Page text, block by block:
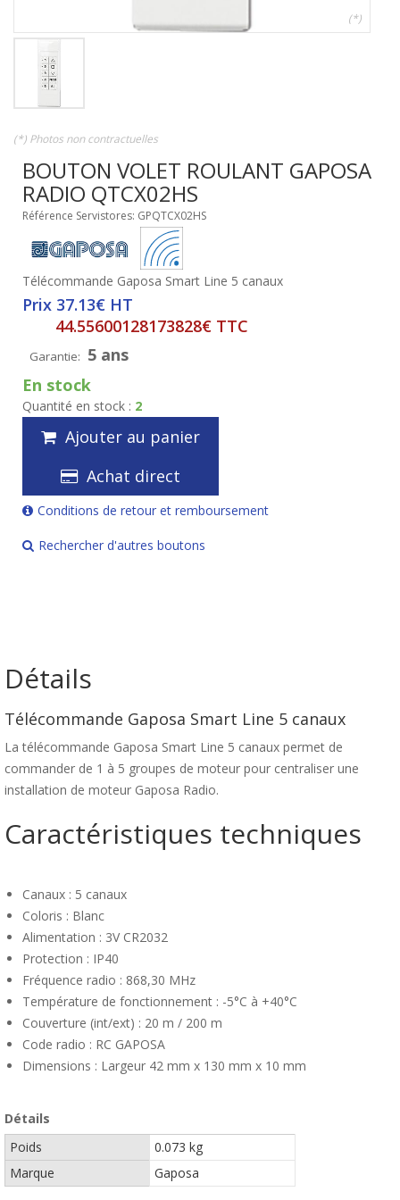
(*)
(*) Photos non contractuelles
BOUTON VOLET ROULANT GAPOSA
RADIO QTCX02HS
Référence Servistores: GPQTCX02HS
Télécommande Gaposa Smart Line 5 canaux
Prix 37.13€ HT
44.55600128173828€ TTC
Garantie: 5 ans
En stock
Quantité en stock : 2
Ajouter au panier
Achat direct
Conditions de retour et remboursement
Rechercher d'autres boutons
Détails
Télécommande Gaposa Smart Line 5 canaux
La télécommande Gaposa Smart Line 5 canaux permet de
commander de 1 à 5 groupes de moteur pour centraliser une
installation de moteur Gaposa Radio.
Caractéristiques techniques
Canaux : 5 canaux
Coloris : Blanc
Alimentation : 3V CR2032
Protection : IP40
Fréquence radio : 868,30 MHz
Température de fonctionnement : -5°C à +40°C
Couverture (int/ext) : 20 m / 200 m
Code radio : RC GAPOSA
Dimensions : Largeur 42 mm x 130 mm x 10 mm
Détails
Poids
0.073 kg
Marque
Gaposa